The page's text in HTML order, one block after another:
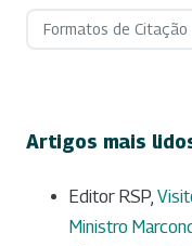
Formatos de Citação
Artigos mais
Editor RSP,
Ministro